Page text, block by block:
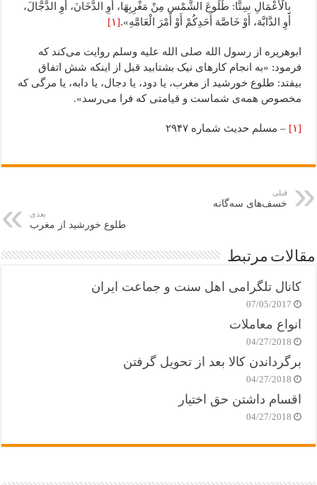
بِالْأَعْمَالِ سِتًّا: طُلُوعَ الشَّمْسِ مِنْ مَغْرِبِهَا، أَوِ الدُّخَانَ، أَوِ الدَّجَّالَ،
أَوِ الدَّابَّهَ، أَوْ خَاصَّهَ أَحَدِکُمْ أَوْ أَمْرَ الْعَامَّهِ».[۱]
ابوهریره از رسول الله صلی الله علیه وسلم روایت می‌کند که
فرمود: «به انجام کارهای نیک بشتابید قبل از اینکه شش اتفاق
بیفتد: طلوع خورشید از مغرب، یا دود، یا دجال، یا دابه، یا مرگی که
مخصوص همه‌ی شماست و قیامتی که فرا می‌رسد».
[۱] – مسلم حدیث شماره ۲۹۴۷
قبلی
خسف‌های سه‌گانه
بعدی
طلوع خورشید از مغرب
مقالات مرتبط
کانال تلگرامی اهل سنت و جماعت ایران
07/05/2017
انواع معاملات
04/27/2018
برگرداندن کالا بعد از تحویل گرفتن
04/27/2018
اقسام داشتن حق اختیار
04/27/2018